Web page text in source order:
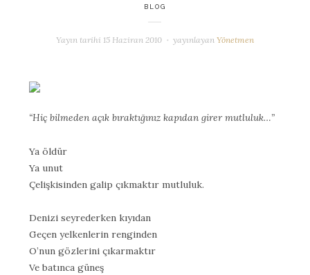
BLOG
Yayın tarihi 15 Haziran 2010 yayınlayanYönetmen
“Hiç bilmeden açık bıraktığınız kapıdan girer mutluluk…”
Ya öldür
Ya unut
Çelişkisinden galip çıkmaktır mutluluk.
Denizi seyrederken kıyıdan
Geçen yelkenlerin renginden
O’nun gözlerini çıkarmaktır
Ve batınca güneş